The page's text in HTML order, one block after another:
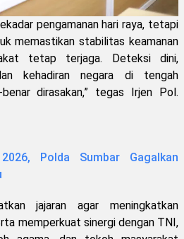
pengamanan hari raya, tetapi
memastikan stabilitas keamanan
tetap terjaga. Deteksi dini,
kehadiran negara di tengah
dirasakan,” tegas Irjen Pol.
Polda Sumbar Gagalkan
jajaran agar meningkatkan
memperkuat sinergi dengan TNI,